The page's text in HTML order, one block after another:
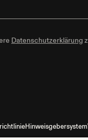
Datenschutzerklärung
Hinweisgebersystem